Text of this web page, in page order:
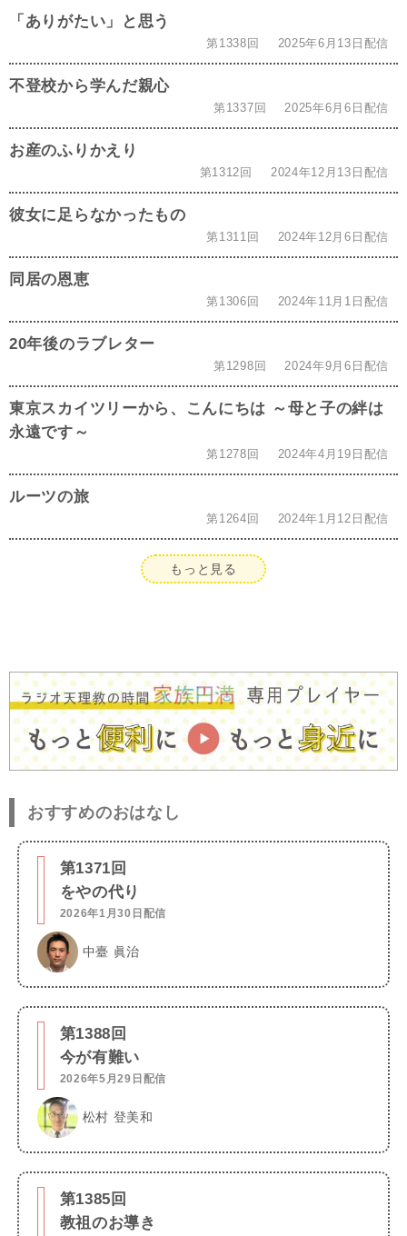
「ありがたい」と思う
第1338回 2025年6月13日配信
不登校から学んだ親心
第1337回 2025年6月6日配信
お産のふりかえり
第1312回 2024年12月13日配信
彼女に足らなかったもの
第1311回 2024年12月6日配信
同居の恩恵
第1306回 2024年11月1日配信
20年後のラブレター
第1298回 2024年9月6日配信
東京スカイツリーから、こんにちは ～母と子の絆は
永遠です～
第1278回 2024年4月19日配信
ルーツの旅
第1264回 2024年1月12日配信
もっと見る
おすすめのおはなし
第1371回
をやの代り
2026年1月30日配信
中臺 眞治
第1388回
今が有難い
2026年5月29日配信
松村 登美和
第1385回
教祖のお導き